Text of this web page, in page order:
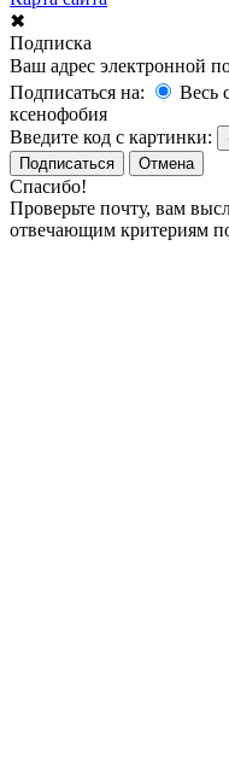
✖
Подписка
Ваш адрес электронной
Подписаться на:
Весь
ксенофобия
Введите код с картинки:
Подписаться
Отмена
Спасибо!
Проверьте почту, вам
отвечающим критериям